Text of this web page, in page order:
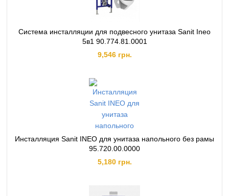
Система инсталляции для подвесного унитаза Sanit Ineo
5в1 90.774.81.0001
9,546 грн.
Инсталляция Sanit INEO для унитаза напольного без рамы
95.720.00.0000
5,180 грн.